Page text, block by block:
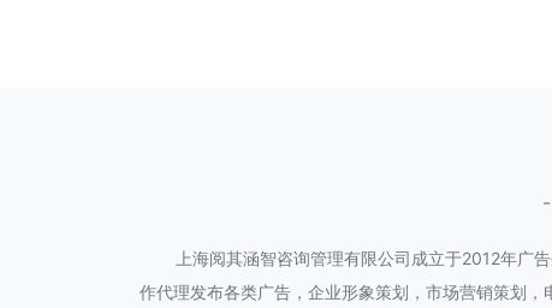
上海阅其涵智咨询管理有限公司成立于2012年广
作代理发布各类广告，企业形象策划，市场营销策划